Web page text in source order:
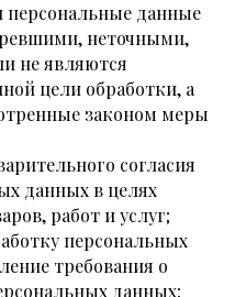
персональные данные
неточными,
не являются
цели обработки, а
законом меры
согласия
данных в целях
работ и услуг;
персональных
требования о
данных;